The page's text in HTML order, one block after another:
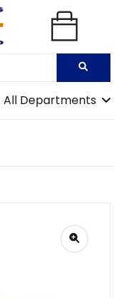
All Departments